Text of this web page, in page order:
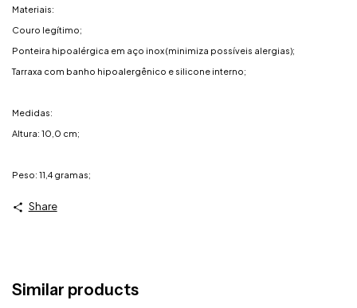
Materiais:
Couro legítimo;
Ponteira hipoalérgica em aço inox (minimiza possíveis alergias);
Tarraxa com banho hipoalergênico e silicone interno;
Medidas:
Altura: 10,0 cm;
Peso: 11,4 gramas;
Share
Similar products